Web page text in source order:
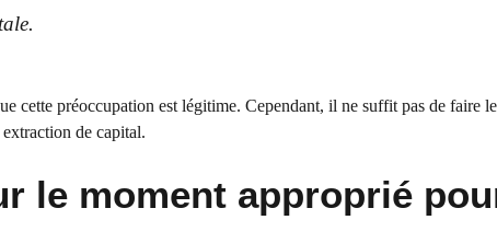
cette préoccupation est légitime. Cependant, il ne suffit pas de faire
de capital.
le moment approprié